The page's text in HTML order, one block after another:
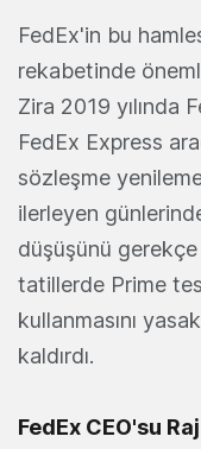
FedEx'in bu
rekabetinde
Zira 2019 yılında
FedEx Express
sözleşme
ilerleyen
düşüşünü gerekçe
tatillerde Prime
kullanmasını
kaldırdı.
FedEx CEO'su